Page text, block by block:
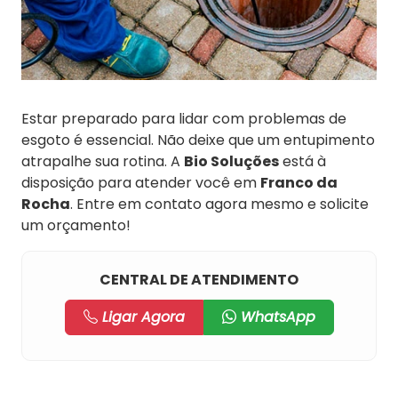
Estar preparado para lidar com problemas de
esgoto é essencial. Não deixe que um entupimento
atrapalhe sua rotina. A Bio Soluçõesestá à
disposição para atender você em Franco da
Rocha. Entre em contato agora mesmo e solicite
um orçamento!
CENTRAL DE ATENDIMENTO
Ligar Agora
WhatsApp